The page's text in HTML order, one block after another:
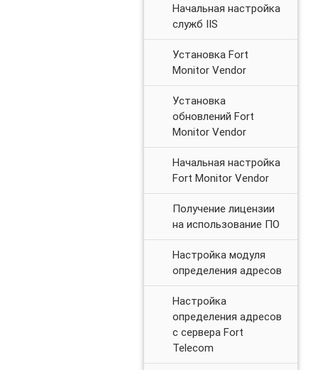
Начальная настройка
служб IIS
Установка Fort
Monitor Vendor
Установка
обновлений Fort
Monitor Vendor
Начальная настройка
Fort Monitor Vendor
Получение лицензии
на использование ПО
Настройка модуля
определения адресов
Настройка
определения адресов
с сервера Fort
Telecom